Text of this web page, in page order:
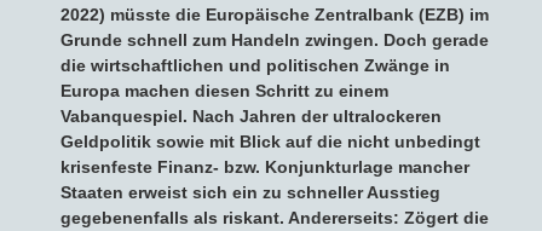
Festgeld-Vergleich
Zinsvergleich
Tagesgeld mit Zinsgarantie
Nachhaltige Banken
Tagesgeldrechner
Festgeldrechner
LIVE-TESTS
Tagesgeld-Test
Festgeld-Test
Zinsbroker-Test
FIRMENANGEBOTE
Firmentagesgeld
Firmenfestgeld
ANLAGEALTERNATIVEN
Geldmarkt-ETFs
RATGEBER
2022) müsste die Europäische Zentralbank (EZB) im
Grunde schnell zum Handeln zwingen. Doch gerade
die wirtschaftlichen und politischen Zwänge in
Europa machen diesen Schritt zu einem
Vabanquespiel. Nach Jahren der ultralockeren
Geldpolitik sowie mit Blick auf die nicht unbedingt
krisenfeste Finanz- bzw. Konjunkturlage mancher
Staaten erweist sich ein zu schneller Ausstieg
gegebenenfalls als riskant. Andererseits: Zögert die